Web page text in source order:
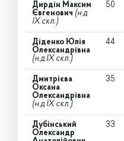
Дирдін Максим
Євгенович (н.д
IX скл.)
50
Діденко Юлія
Олександрівна
(н.д IX скл.)
44
Дмитрієва
Оксана
Олександрівна
(н.д IX скл.)
35
Дубінський
Олександр
33